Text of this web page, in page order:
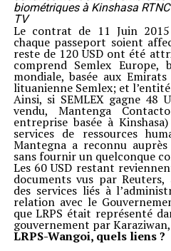
biométriques à Kinshasa
TV
Le contrat de 11 Juin
chaque passeport soient
reste de 120 USD ont été
comprend Semlex Europe,
mondiale, basée aux
lituanienne Semlex; et l’entité
Ainsi, si SEMLEX gagne 48
vendu, Mantenga
entreprise basée à
services de ressources
Mantegna a reconnu
sans fournir un quelconque
Les 60 USD restant
documents vus par
des services liés à
relation avec le
que LRPS était représenté
gouvernement par
LRPS-Wangoi, quels liens ?